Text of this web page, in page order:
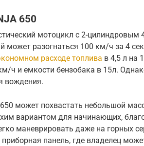
650
мотоцикл с 2-цилиндровым
может разогнаться 100 км/ч за 4
расходе топлива в 4,5 л на
ч и емкости бензобака в 15л.
вождения.
может похвастать небольшой
вариантом для начинающих,
маневрировать даже на горных
панель, где владелец